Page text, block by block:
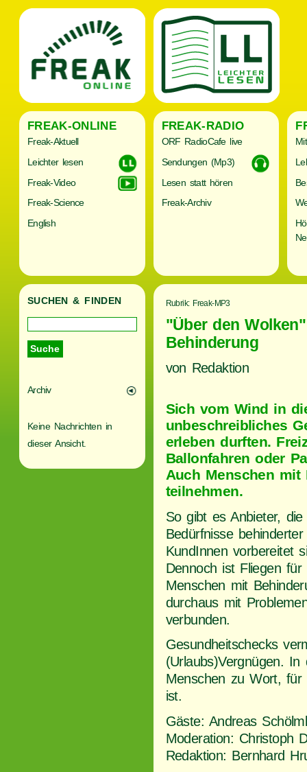
FREAK-ONLINE
Freak-Aktuell
Leichter lesen
Freak-Video
Freak-Science
English
FREAK-RADIO
ORF RadioCafe live
Sendungen (Mp3)
Lesen statt hören
Freak-Archiv
SUCHEN & FINDEN
Archiv
Keine Nachrichten in
dieser Ansicht.
Rubrik: Freak-MP3
"Über den
Behinderung
von Redaktion
Sich vom Wind in
unbeschreibliches
erleben durften.
Ballonfahren oder
Auch Menschen mit
teilnehmen.
So gibt es Anbieter,
Bedürfnisse behinderter
KundInnen vorbereitet
Dennoch ist Fliegen für
Menschen mit
durchaus mit
verbunden.
Gesundheitschecks
(Urlaubs)Vergnügen.
Menschen zu Wort, für
ist.
Gäste: Andreas
Moderation: Christoph
Redaktion: Bernhard